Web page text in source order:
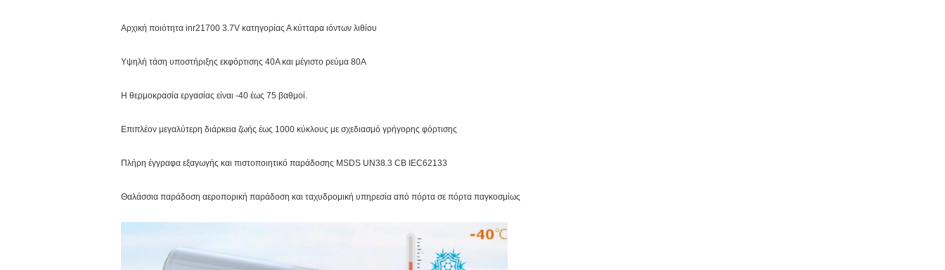
Αρχική ποιότητα inr21700 3.7V κατηγορίας Α κύτταρα ιόντων λιθίου
Υψηλή τάση υποστήριξης εκφόρτισης 40A και μέγιστο ρεύμα 80A
Η θερμοκρασία εργασίας είναι -40 έως 75 βαθμοί.
Επιπλέον μεγαλύτερη διάρκεια ζωής έως 1000 κύκλους με σχεδιασμό γρήγορης φόρτισης
Πλήρη έγγραφα εξαγωγής και πιστοποιητικό παράδοσης MSDS UN38.3 CB IEC62133
Θαλάσσια παράδοση αεροπορική παράδοση και ταχυδρομική υπηρεσία από πόρτα σε πόρτα παγκοσμίως